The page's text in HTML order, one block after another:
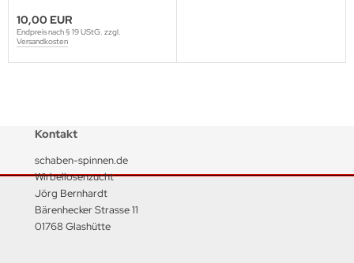
10,00 EUR
Endpreis nach § 19 UStG. zzgl.
Versandkosten
Kontakt
schaben-spinnen.de
Wirbellosenzucht
Jörg Bernhardt
Bärenhecker Strasse 11
01768 Glashütte